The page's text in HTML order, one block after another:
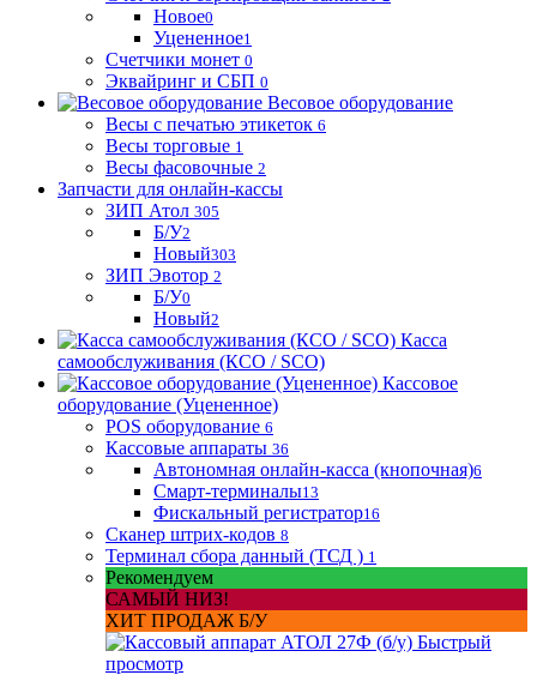
Новое0
Уцененное1
Счетчики монет 0
Эквайринг и СБП 0
Весовое оборудование
Весы с печатью этикеток 6
Весы торговые 1
Весы фасовочные 2
Запчасти для онлайн-кассы
ЗИП Атол 305
Б/У2
Новый303
ЗИП Эвотор 2
Б/У0
Новый2
Касса
самообслуживания (КСО / SCO)
Кассовое
оборудование (Уцененное)
POS оборудование 6
Кассовые аппараты 36
Автономная онлайн-касса (кнопочная)6
Смарт-терминалы13
Фискальный регистратор16
Сканер штрих-кодов 8
Терминал сбора данный (ТСД ) 1
Рекомендуем
САМЫЙ НИЗ!
ХИТ ПРОДАЖ Б/У
Быстрый
просмотр